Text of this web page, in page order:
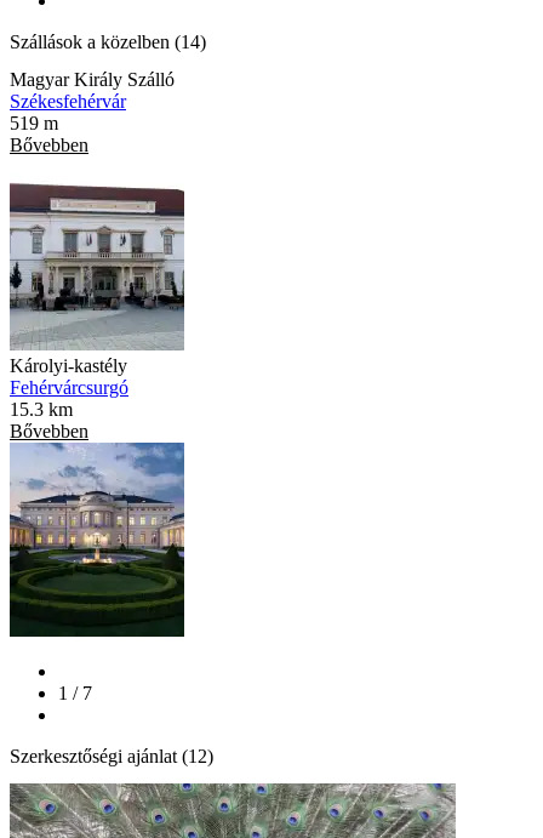
Szállások a közelben (14)
Magyar Király Szálló
Székesfehérvár
519 m
Bővebben
Károlyi-kastély
Fehérvárcsurgó
15.3 km
Bővebben
1 / 7
Szerkesztőségi ajánlat (12)